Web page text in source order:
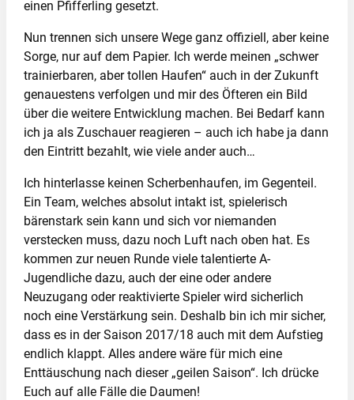
einen Pfifferling gesetzt.
Nun trennen sich unsere Wege ganz offiziell, aber keine
Sorge, nur auf dem Papier. Ich werde meinen „schwer
trainierbaren, aber tollen Haufen“ auch in der Zukunft
genauestens verfolgen und mir des Öfteren ein Bild
über die weitere Entwicklung machen. Bei Bedarf kann
ich ja als Zuschauer reagieren – auch ich habe ja dann
den Eintritt bezahlt, wie viele ander auch…
Ich hinterlasse keinen Scherbenhaufen, im Gegenteil.
Ein Team, welches absolut intakt ist, spielerisch
bärenstark sein kann und sich vor niemanden
verstecken muss, dazu noch Luft nach oben hat. Es
kommen zur neuen Runde viele talentierte A-
Jugendliche dazu, auch der eine oder andere
Neuzugang oder reaktivierte Spieler wird sicherlich
noch eine Verstärkung sein. Deshalb bin ich mir sicher,
dass es in der Saison 2017/18 auch mit dem Aufstieg
endlich klappt. Alles andere wäre für mich eine
Enttäuschung nach dieser „geilen Saison“. Ich drücke
Euch auf alle Fälle die Daumen!